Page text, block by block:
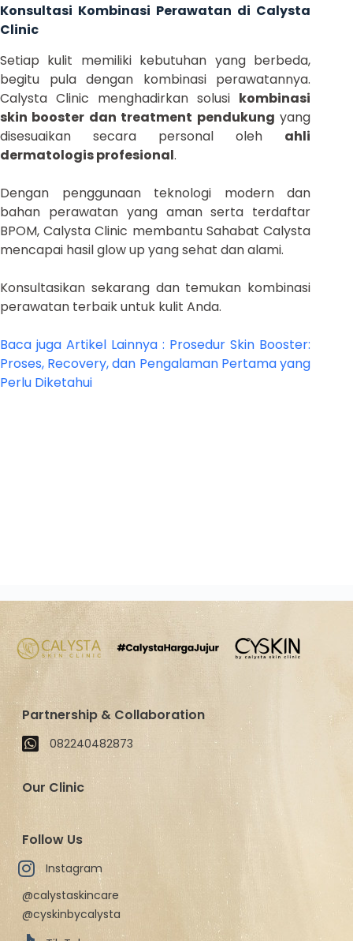
Konsultasi Kombinasi Perawatan di Calysta
Clinic
Setiap kulit memiliki kebutuhan yang berbeda,
begitu pula dengan kombinasi perawatannya.
Calysta Clinic menghadirkan solusi kombinasi
skin booster dan treatment pendukung yang
disesuaikan secara personal oleh ahli
dermatologis profesional.
Dengan penggunaan teknologi modern dan
bahan perawatan yang aman serta terdaftar
BPOM, Calysta Clinic membantu Sahabat Calysta
mencapai hasil glow up yang sehat dan alami.
Konsultasikan sekarang dan temukan kombinasi
perawatan terbaik untuk kulit Anda.
Baca juga Artikel Lainnya : Prosedur Skin Booster:
Proses, Recovery, dan Pengalaman Pertama yang
Perlu Diketahui
Partnership & Collaboration
082240482873
Our Clinic
Follow Us
Instagram
@calystaskincare
@cyskinbycalysta